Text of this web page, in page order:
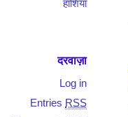
हाशिया
दरवाज़ा
Log in
Entries RSS